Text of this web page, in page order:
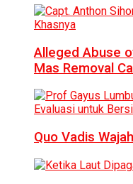
Alleged Abuse
Mas Removal
Quo Vadis